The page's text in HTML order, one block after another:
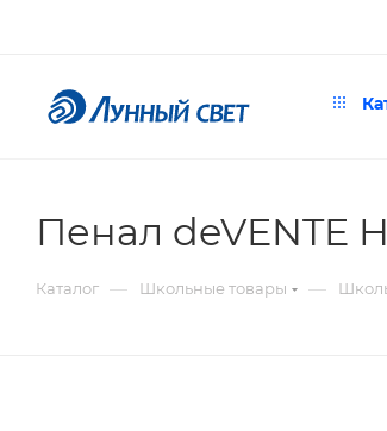
Пенал deVENTE
Каталог — Школьные товары —